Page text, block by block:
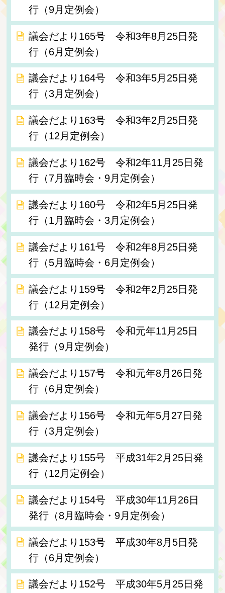
行（9月定例会）
議会だより165号 令和3年8月25日発
行（6月定例会）
議会だより164号 令和3年5月25日発
行（3月定例会）
議会だより163号 令和3年2月25日発
行（12月定例会）
議会だより162号 令和2年11月25日発
行（7月臨時会・9月定例会）
議会だより160号 令和2年5月25日発
行（1月臨時会・3月定例会）
議会だより161号 令和2年8月25日発
行（5月臨時会・6月定例会）
議会だより159号 令和2年2月25日発
行（12月定例会）
議会だより158号 令和元年11月25日
発行（9月定例会）
議会だより157号 令和元年8月26日発
行（6月定例会）
議会だより156号 令和元年5月27日発
行（3月定例会）
議会だより155号 平成31年2月25日発
行（12月定例会）
議会だより154号 平成30年11月26日
発行（8月臨時会・9月定例会）
議会だより153号 平成30年8月5日発
行（6月定例会）
議会だより152号 平成30年5月25日発